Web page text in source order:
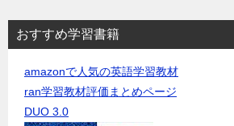
おすすめ学習書籍
amazonで人気の英語学習教材
ran学習教材評価まとめページ
DUO 3.0